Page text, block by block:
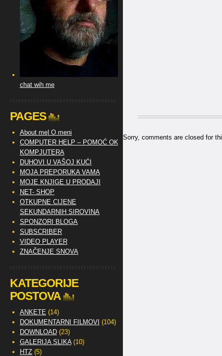
Sorry, comments are closed for
chat wih me
PAGES
About me| O meni
COMPUTER HELP – POMOĆ OKO
KOMPJUTERA
DUHOVI U VAŠOJ KUĆI
MOJA PREPORUKA VAMA
MOJE KNJIGE U PRODAJI
NET- SHOP
OTKUPNE CIJENE
SEKUNDARNIH SIROVINA
SPONZORI BLOGA
SUBSCRIBER
VIDEO PLAYER
ZNAČENJE SNOVA
KATEGORIJE
POSTOVA
ANKETE (14)
DOKUMENTARNI FILMOVI (104)
DOWNLOAD(23)
GALERIJA SLIKA(10)
HTZ(5)